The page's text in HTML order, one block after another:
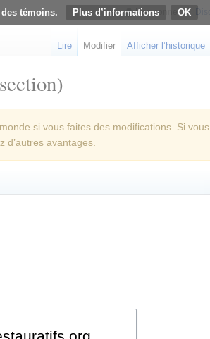
témoins. Plus d’informations
si vous faites des modifications. Si vous
d’autres avantages.
Non connecté
Lire Modifier Afficher l’historique